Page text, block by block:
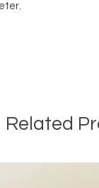
Related